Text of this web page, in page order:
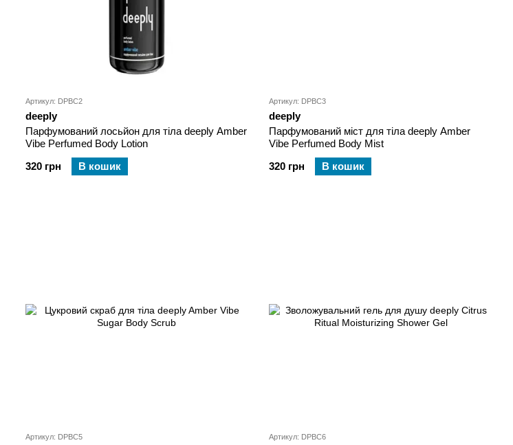
Артикул: DPBC2
deeply
Парфумований лосьйон для тіла deeply Amber
Vibe Perfumed Body Lotion
320 грн
В кошик
Артикул: DPBC3
deeply
Парфумований міст для тіла deeply Amber
Vibe Perfumed Body Mist
320 грн
В кошик
Артикул: DPBC5 Артикул: DPBC6